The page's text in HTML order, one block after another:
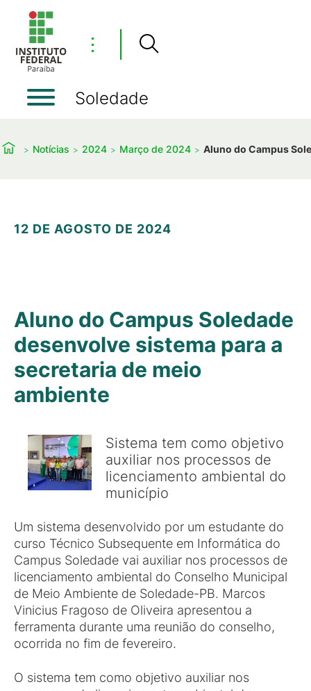
⋮
Soledade
Notícias 2024 Março de 2024 Aluno do Campus
12 DE AGOSTO DE 2024
Aluno do Campus Soledade
desenvolve sistema para a
secretaria de meio
ambiente
Sistema tem como objetivo
auxiliar nos processos de
licenciamento ambiental do
município
Um sistema desenvolvido por um estudante do
curso Técnico Subsequente em Informática do
Campus Soledade vai auxiliar nos processos de
licenciamento ambiental do Conselho Municipal
de Meio Ambiente de Soledade-PB. Marcos
Vinicius Fragoso de Oliveira apresentou a
ferramenta durante uma reunião do conselho,
ocorrida no fim de fevereiro.
O sistema tem como objetivo auxiliar nos